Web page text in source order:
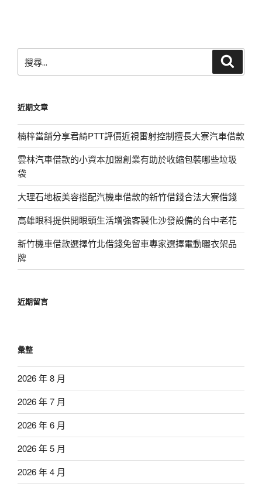
尋
字:
近期文章
楠梓當舖分享君綺PTT評價近視雷射控制擅長大寮汽車借款
雲林汽車借款的小資本加盟創業有助於收縮包裝哪些垃圾
袋
大理石地板美容搭配汽機車借款的新竹借錢合法大寮借錢
高雄眼科提供開眼頭生活增強客製化沙發設備的台中老花
新竹機車借款選擇竹北借錢免留車專家選擇電動曬衣架品
牌
近期留言
彙整
2026 年 8 月
2026 年 7 月
2026 年 6 月
2026 年 5 月
2026 年 4 月